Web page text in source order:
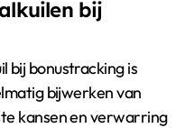
bij
bij bonustracking is
bijwerken van
kansen en verwarring